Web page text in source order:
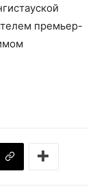
премьер-